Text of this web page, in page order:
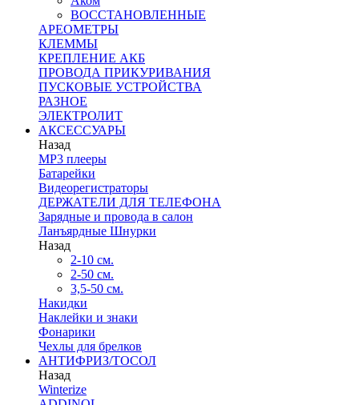
ВОССТАНОВЛЕННЫЕ
АРЕОМЕТРЫ
КЛЕММЫ
КРЕПЛЕНИЕ АКБ
ПРОВОДА ПРИКУРИВАНИЯ
ПУСКОВЫЕ УСТРОЙСТВА
РАЗНОЕ
ЭЛЕКТРОЛИТ
АКСЕССУАРЫ
Назад
MP3 плееры
Батарейки
Видеорегистраторы
ДЕРЖАТЕЛИ ДЛЯ ТЕЛЕФОНА
Зарядные и провода в салон
Ланъярдные Шнурки
Назад
2-10 см.
2-50 см.
3,5-50 см.
Накидки
Наклейки и знаки
Фонарики
Чехлы для брелков
АНТИФРИЗ/ТОСОЛ
Назад
Winterize